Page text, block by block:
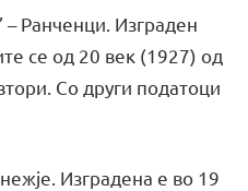
Ранченци. Изграден
се од 20 век (1927) од
Со други податоци
Изградена е во 19